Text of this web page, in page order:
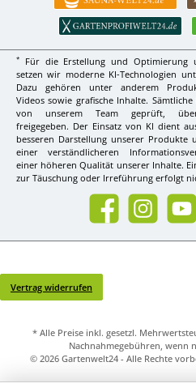
*
Für die Erstellung und Optimierung
setzen wir moderne KI-Technologien
Dazu gehören unter anderem
Videos sowie grafische Inhalte.
von unserem Team geprüft,
freigegeben. Der Einsatz von KI dient
besseren Darstellung unserer Produkte
einer verständlicheren
einer höheren Qualität unserer Inhalte.
zur Täuschung oder Irreführung erfolgt
Facebook Instagram
Vertrag widerrufen
* Alle Preise inkl. gesetzl.
Nachnahmegebühren, wenn
© 2026 Gartenwelt24 - Alle Rechte